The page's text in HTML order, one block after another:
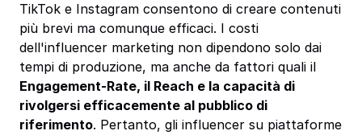
TikTok e Instagram consentono di creare contenuti
più brevi ma comunque efficaci. I costi
dell'influencer marketing non dipendono solo dai
tempi di produzione, ma anche da fattori quali il
Engagement-Rate, il Reach e la capacità di
rivolgersi efficacemente al pubblico di
riferimento. Pertanto, gli influencer su piattaforme